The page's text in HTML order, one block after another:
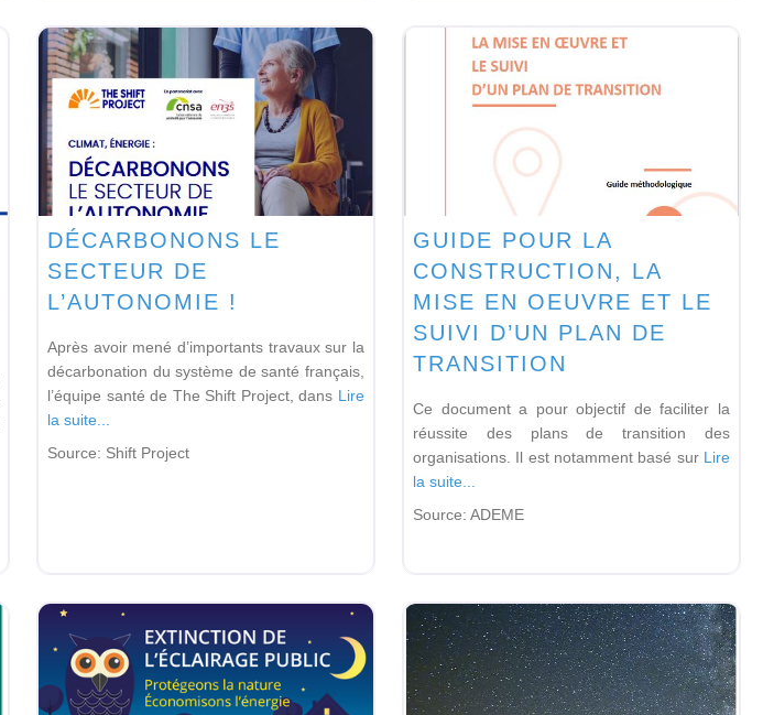
DÉCARBONONS LE
SECTEUR DE
L’AUTONOMIE !
Après avoir mené d’importants travaux sur la
décarbonation du système de santé français,
l’équipe santé de The Shift Project, dans Lire
la suite...
Source: Shift Project
GUIDE POUR LA
CONSTRUCTION, LA
MISE EN OEUVRE ET LE
SUIVI D’UN PLAN DE
TRANSITION
Ce document a pour objectif de faciliter la
réussite des plans de transition des
organisations. Il est notamment basé sur Lire
la suite...
Source: ADEME